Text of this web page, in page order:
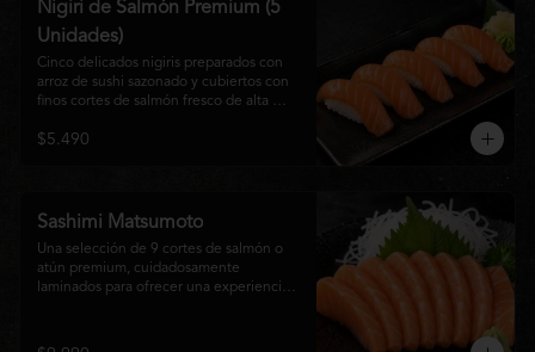
Nigiri de Salmón Premium (5
Unidades)
Cinco delicados nigiris preparados con
arroz de sushi sazonado y cubiertos con
finos cortes de salmón fresco de alta
gastronomía japonesa que destaca por su
$5.490
Sashimi Matsumoto
Una selección de 9 cortes de salmón o
atún premium, cuidadosamente
laminados para ofrecer una experiencia